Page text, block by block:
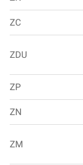
ZC
ZDU
ZP
ZN
ZM